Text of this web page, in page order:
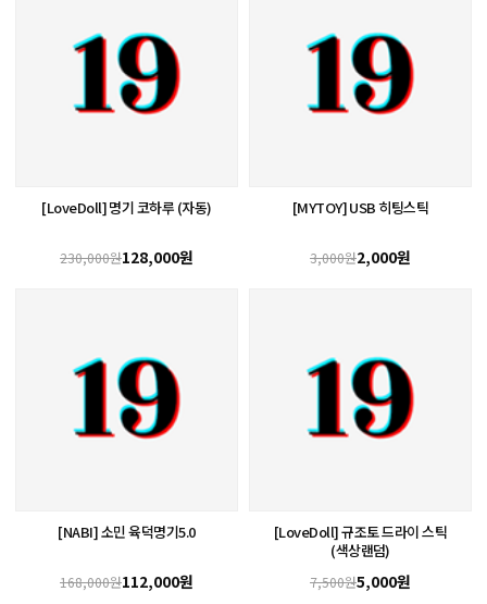
[LoveDoll] 명기 코하루 (자동)
230,000원128,000원
[MYTOY] USB 히팅스틱
3,000원2,000원
[NABI] 소민 육덕명기5.0
168,000원112,000원
[LoveDoll] 규조토 드라이 스틱
(색상랜덤)
7,500원5,000원